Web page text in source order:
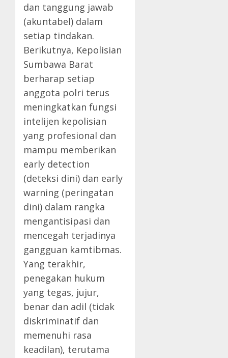
dan tanggung jawab
(akuntabel) dalam
setiap tindakan.
Berikutnya, Kepolisian
Sumbawa Barat
berharap setiap
anggota polri terus
meningkatkan fungsi
intelijen kepolisian
yang profesional dan
mampu memberikan
early detection
(deteksi dini) dan early
warning (peringatan
dini) dalam rangka
mengantisipasi dan
mencegah terjadinya
gangguan kamtibmas.
Yang terakhir,
penegakan hukum
yang tegas, jujur,
benar dan adil (tidak
diskriminatif dan
memenuhi rasa
keadilan), terutama